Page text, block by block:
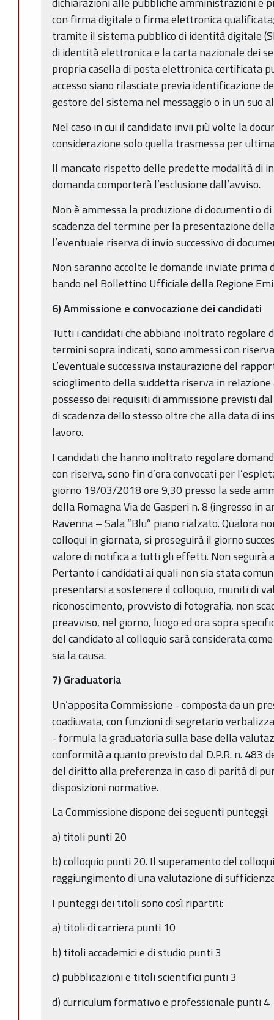
con firma digitale o firma elettronica
tramite il sistema pubblico di identità digitale
di identità elettronica e la carta nazionale dei
propria casella di posta elettronica certificata
accesso siano rilasciate previa identificazione
gestore del sistema nel messaggio o in un suo
Nel caso in cui il candidato invii più volte la
considerazione solo quella trasmessa per
Il mancato rispetto delle predette modalità di
domanda comporterà l’esclusione dall’avviso.
Non è ammessa la produzione di documenti o
scadenza del termine per la presentazione
l’eventuale riserva di invio successivo di
Non saranno accolte le domande inviate
bando nel Bollettino Ufficiale della Regione
6) Ammissione e convocazione dei candidati
Tutti i candidati che abbiano inoltrato regolare
termini sopra indicati, sono ammessi con
L’eventuale successiva instaurazione del
scioglimento della suddetta riserva in
possesso dei requisiti di ammissione previsti
di scadenza dello stesso oltre che alla data di
lavoro.
I candidati che hanno inoltrato regolare
con riserva, sono fin d’ora convocati per
giorno 19/03/2018 ore 9,30 presso la sede
della Romagna Via de Gasperi n. 8 (ingresso in
Ravenna – Sala “Blu” piano rialzato. Qualora
colloqui in giornata, si proseguirà il giorno
valore di notifica a tutti gli effetti. Non seguirà
Pertanto i candidati ai quali non sia stata
presentarsi a sostenere il colloquio, muniti di
riconoscimento, provvisto di fotografia, non
preavviso, nel giorno, luogo ed ora sopra
del candidato al colloquio sarà considerata
sia la causa.
7) Graduatoria
Un’apposita Commissione - composta da un
coadiuvata, con funzioni di segretario
- formula la graduatoria sulla base della
conformità a quanto previsto dal D.P.R. n. 483
del diritto alla preferenza in caso di parità di
disposizioni normative.
La Commissione dispone dei seguenti punteggi:
a) titoli punti 20
b) colloquio punti 20. Il superamento del
raggiungimento di una valutazione di
I punteggi dei titoli sono così ripartiti:
a) titoli di carriera punti 10
b) titoli accademici e di studio punti 3
c) pubblicazioni e titoli scientifici punti 3
d) curriculum formativo e professionale punti 4